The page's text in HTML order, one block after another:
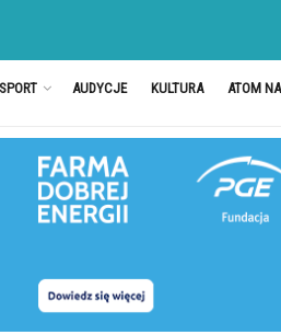
SPORT AUDYCJE KULTURA ATOM